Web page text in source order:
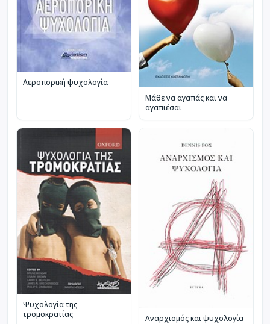
Αεροπορική ψυχολογία
Μάθε να αγαπάς και να
αγαπιέσαι
Ψυχολογία της
τρομοκρατίας
Αναρχισμός και ψυχολογία